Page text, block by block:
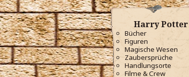
Harry Potter
Bücher
Figuren
Magische Wesen
Zaubersprüche
Handlungsorte
Filme & Crew